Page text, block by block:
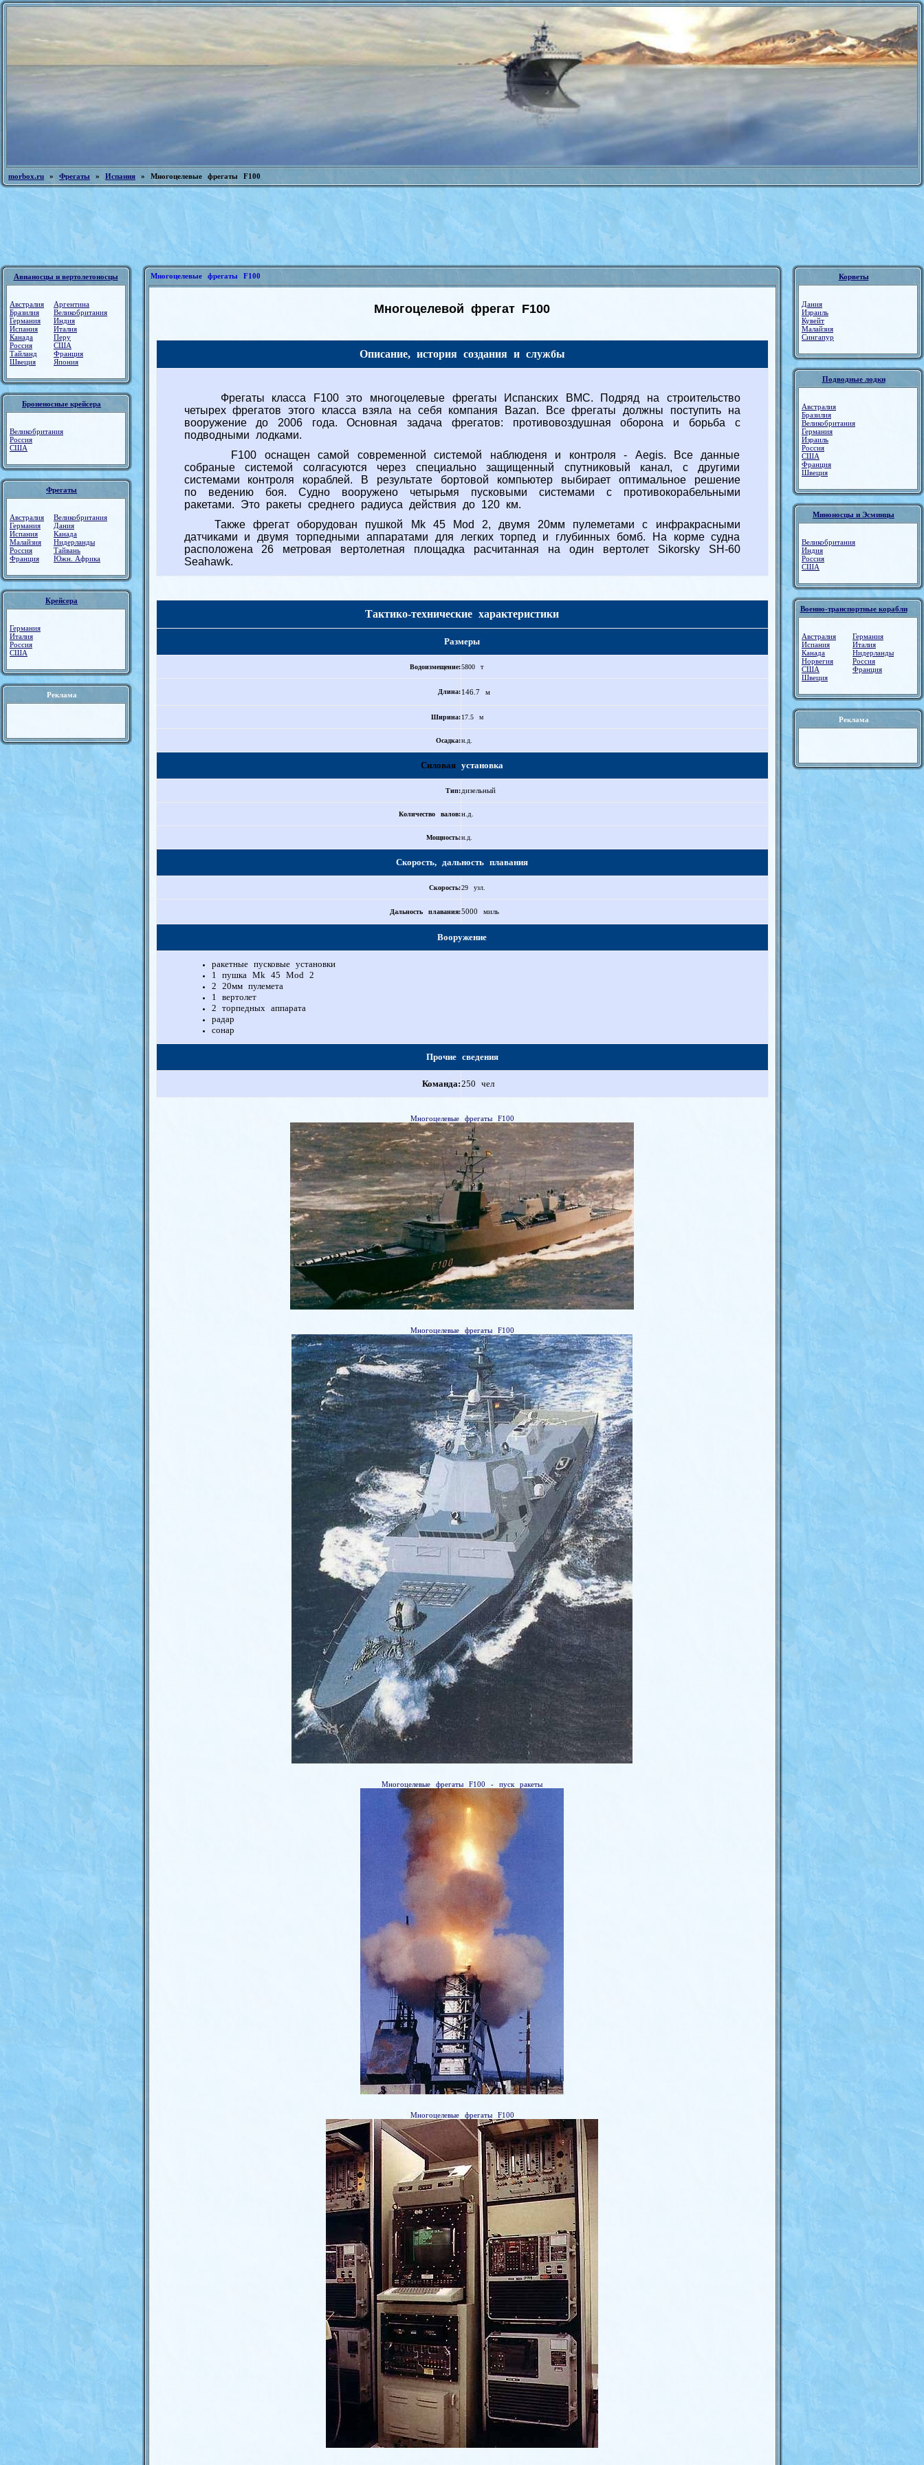
morbox.ru » Фрегаты » Испания » Многоцелевые фрегаты F100
Авианосцы и вертолетоносцы
Австралия
Бразилия
Германия
Испания
Канада
Россия
Тайланд
Швеция
Аргентина
Великобритания
Индия
Италия
Перу
США
Франция
Япония
Броненосные крейсера
Великобритания
Россия
США
Фрегаты
Австралия
Германия
Испания
Малайзия
Россия
Франция
Великобритания
Дания
Канада
Нидерланды
Тайвань
Южн. Африка
Крейсера
Германия
Италия
Россия
США
Реклама
Многоцелевые фрегаты F100
Многоцелевой фрегат F100
Описание, история создания и службы
Фрегаты класса F100 это многоцелевые фрегаты Испанских ВМС. Подряд на строительство
четырех фрегатов этого класса взяла на себя компания Bazan. Все фрегаты должны поступить на
вооружение до 2006 года. Основная задача фрегатов: противовоздушная оборона и борьба с
подводными лодками.
F100 оснащен самой современной системой наблюденя и контроля - Aegis. Все данные
собраные системой солгасуются через специально защищенный спутниковый канал, с другими
системами контроля кораблей. В результате бортовой компьютер выбирает оптимальное решение
по ведению боя. Судно вооружено четырьмя пусковыми системами с противокорабельными
ракетами. Это ракеты среднего радиуса действия до 120 км.
Также фрегат оборудован пушкой Mk 45 Mod 2, двумя 20мм пулеметами с инфракрасными
датчиками и двумя торпедными аппаратами для легких торпед и глубинных бомб. На корме судна
расположена 26 метровая вертолетная площадка расчитанная на один вертолет Sikorsky SH-60
Seahawk.
Тактико-технические характеристики
Размеры
Водоизмещение:5800 т
Длина: 146.7 м
Ширина: 17.5 м
Осадка:н.д.
Силовая установка
Тип: дизельный
Количество валов:н.д.
Мощность:н.д.
Скорость, дальность плавания
Скорость:29 узл.
Дальность плавания:5000 миль
Вооружение
ракетные пусковые установки
1 пушка Mk 45 Mod2
2 20мм пулемета
1 вертолет
2 торпедных аппарата
радар
сонар
Прочие сведения
Команда:250 чел
Многоцелевые фрегаты F100
Многоцелевые фрегаты F100
Многоцелевые фрегаты F100 - пуск ракеты
Многоцелевые фрегаты F100
Корветы
Дания
Израиль
Кувейт
Малайзия
Сингапур
Подводные лодки
Австралия
Бразилия
Великобритания
Германия
Израиль
Россия
США
Франция
Швеция
Миноносцы и Эсминцы
Великобритания
Индия
Россия
США
Военно-транспортные корабли
Австралия
Испания
Канада
Норвегия
США
Швеция
Германия
Италия
Нидерланды
Россия
Франция
Реклама